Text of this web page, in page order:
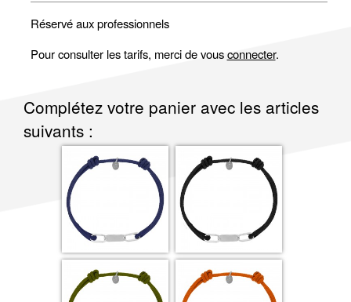
Réservé aux professionnels
Pour consulter les tarifs, merci de vousconnecter.
Complétez votre panier avec les articles
suivants :